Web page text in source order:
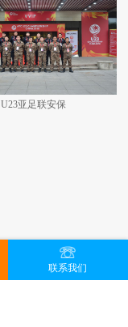
U23亚足联安保
联系我们